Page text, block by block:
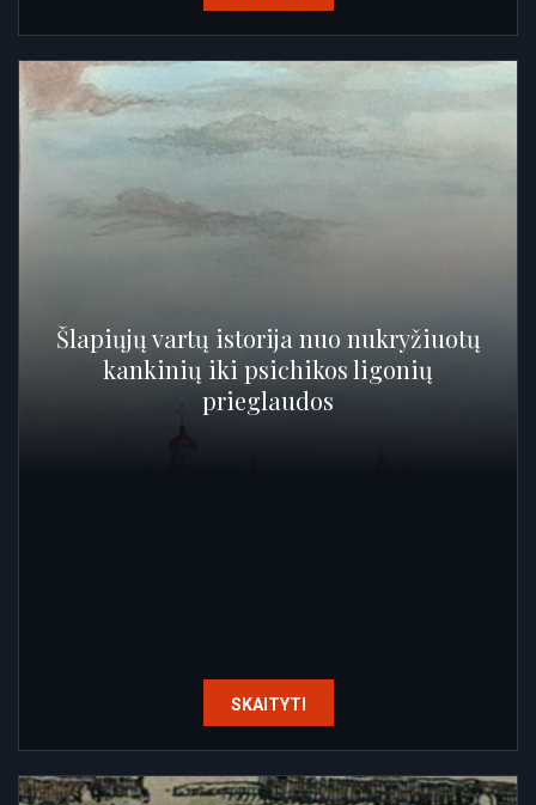
Šlapiųjų vartų istorija nuo nukryžiuotų
kankinių iki psichikos ligonių
prieglaudos
SKAITYTI